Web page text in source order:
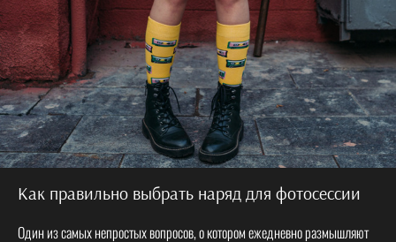
Как правильно выбрать наряд для фотосессии
Один из самых непростых вопросов, о котором ежедневно размышляют